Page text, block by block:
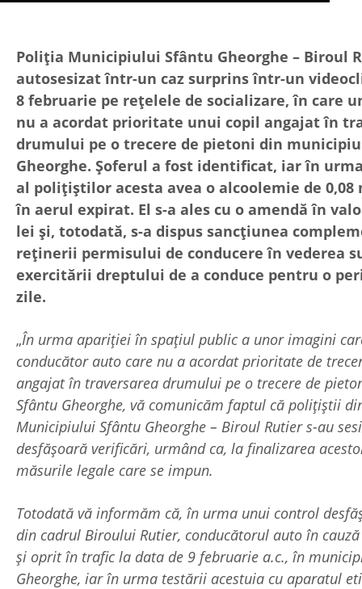
Poliția Municipiului Sfântu Gheorghe – Biroul
autosesizat într-un caz surprins într-un
8 februarie pe rețelele de socializare, în care
nu a acordat prioritate unui copil angajat în
drumului pe o trecere de pietoni din
Gheorghe. Șoferul a fost identificat, iar în
al polițiștilor acesta avea o alcoolemie de 0,08
în aerul expirat. El s-a ales cu o amendă în
lei și, totodată, s-a dispus sancțiunea
reținerii permisului de conducere în vederea
exercitării dreptului de a conduce pentru o
zile.
„În urma apariției în spațiul public a unor imagini
conducător auto care nu a acordat prioritate de
angajat în traversarea drumului pe o trecere de
Sfântu Gheorghe, vă comunicăm faptul că polițiștii
Municipiului Sfântu Gheorghe – Biroul Rutier s-au
desfășoară verificări, urmând ca, la finalizarea
măsurile legale care se impun.
Totodată vă informăm că, în urma unui control
din cadrul Biroului Rutier, conducătorul auto în
și oprit în trafic la data de 9 februarie a.c., în
Gheorghe, iar în urma testării acestuia cu aparatul